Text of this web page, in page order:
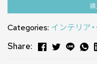
Categories: インテリア
Share: